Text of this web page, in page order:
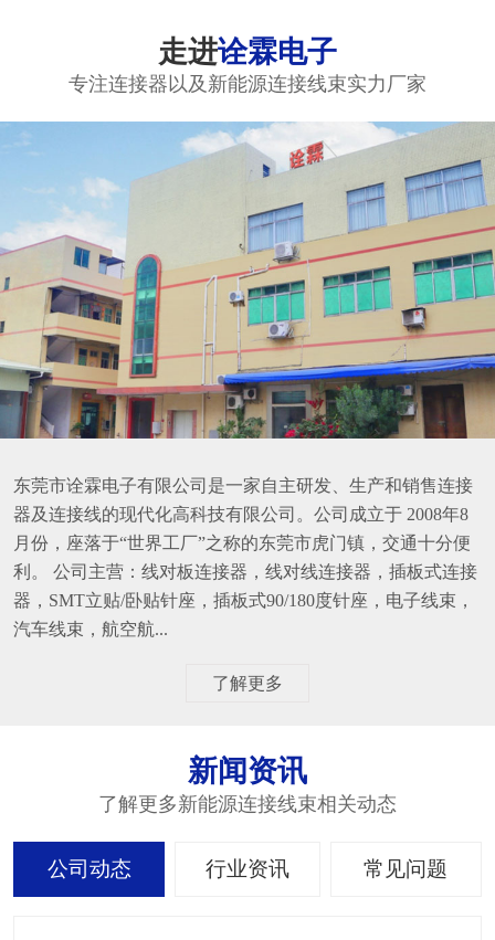
走进诠霖电子
专注连接器以及新能源连接线束实力厂家
东莞市诠霖电子有限公司是一家自主研发、生产和销售连接
器及连接线的现代化高科技有限公司。公司成立于 2008年8
月份，座落于“世界工厂”之称的东莞市虎门镇，交通十分便
利。 公司主营：线对板连接器，线对线连接器，插板式连接
器，SMT立贴/卧贴针座，插板式90/180度针座，电子线束，
汽车线束，航空航...
了解更多
新闻资讯
了解更多新能源连接线束相关动态
公司动态 行业资讯 常见问题